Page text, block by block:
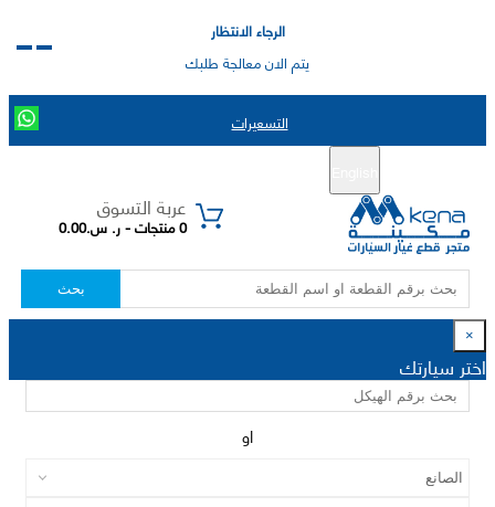
الرجاء الانتظار
يتم الان معالجة طلبك
التسعيرات
عربة التسوق
0 منتجات - ر. س.0.00
بحث
×
اختر سيارتك
او